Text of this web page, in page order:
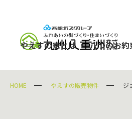
やえすの家とは 八つのお約
HOME やえすの販売物件 ジ